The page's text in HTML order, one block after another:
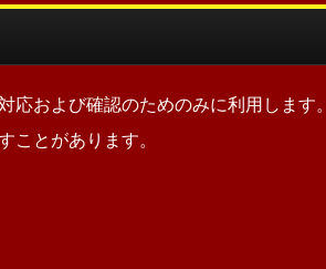
応および確認のためのみに利用します。
ことがあります。